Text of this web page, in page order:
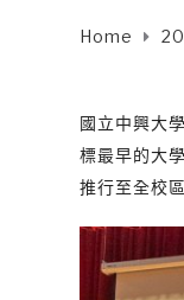
Home
國立中興大
標最早的大
推行至全校